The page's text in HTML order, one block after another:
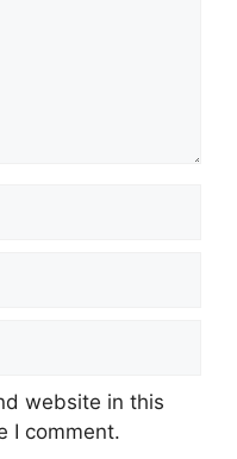
website in this
I comment.